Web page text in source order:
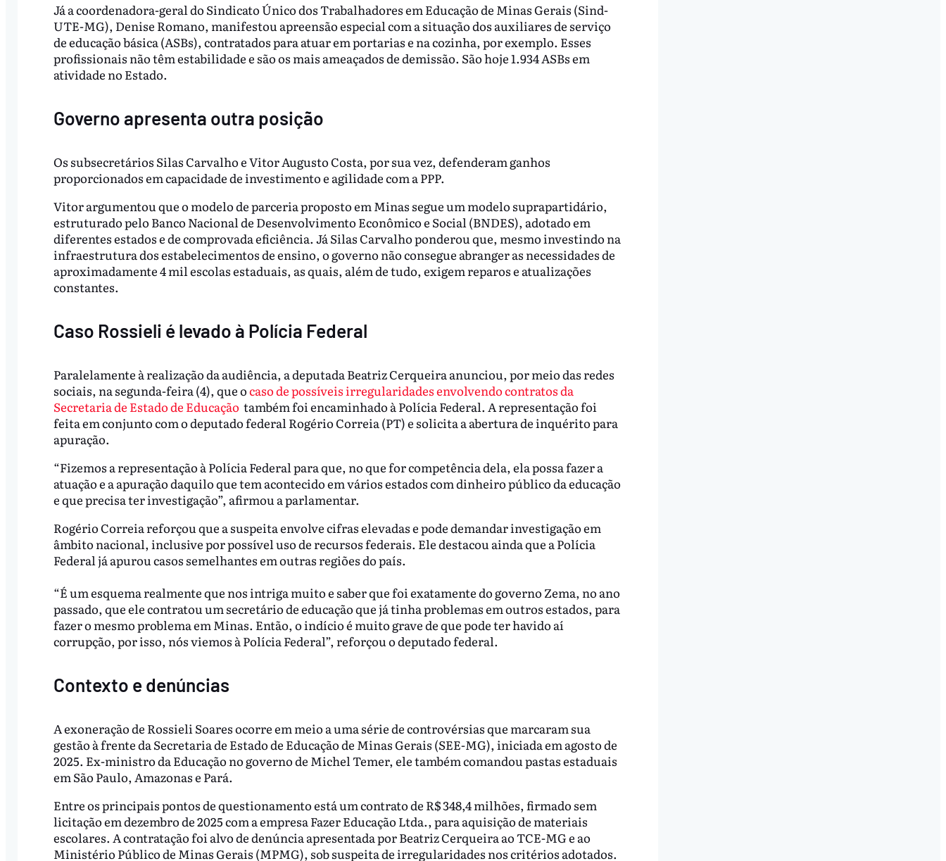
Já a coordenadora-geral do Sindicato Único dos Trabalhadores em Educação de Minas Gerais (Sind-
UTE-MG), Denise Romano, manifestou apreensão especial com a situação dos auxiliares de serviço
de educação básica (ASBs), contratados para atuar em portarias e na cozinha, por exemplo. Esses
profissionais não têm estabilidade e são os mais ameaçados de demissão. São hoje 1.934 ASBs em
atividade no Estado.
Governo apresenta outra posição
Os subsecretários Silas Carvalho e Vitor Augusto Costa, por sua vez, defenderam ganhos
proporcionados em capacidade de investimento e agilidade com a PPP.
Vitor argumentou que o modelo de parceria proposto em Minas segue um modelo suprapartidário,
estruturado pelo Banco Nacional de Desenvolvimento Econômico e Social (BNDES), adotado em
diferentes estados e de comprovada eficiência. Já Silas Carvalho ponderou que, mesmo investindo na
infraestrutura dos estabelecimentos de ensino, o governo não consegue abranger as necessidades de
aproximadamente 4 mil escolas estaduais, as quais, além de tudo, exigem reparos e atualizações
constantes.
Caso Rossieli é levado à Polícia Federal
Paralelamente à realização da audiência, a deputada Beatriz Cerqueira anunciou, por meio das redes
sociais, na segunda-feira (4), que ocaso de possíveis irregularidades envolvendo contratos da
Secretaria de Estado de Educação também foi encaminhado à Polícia Federal. A representação foi
feita em conjunto com o deputado federal Rogério Correia (PT) e solicita a abertura de inquérito para
apuração.
“Fizemos a representação à Polícia Federal para que, no que for competência dela, ela possa fazer a
atuação e a apuração daquilo que tem acontecido em vários estados com dinheiro público da educação
e que precisa ter investigação”, afirmou a parlamentar.
Rogério Correia reforçou que a suspeita envolve cifras elevadas e pode demandar investigação em
âmbito nacional, inclusive por possível uso de recursos federais. Ele destacou ainda que a Polícia
Federal já apurou casos semelhantes em outras regiões do país.
“É um esquema realmente que nos intriga muito e saber que foi exatamente do governo Zema, no ano
passado, que ele contratou um secretário de educação que já tinha problemas em outros estados, para
fazer o mesmo problema em Minas. Então, o indício é muito grave de que pode ter havido aí
corrupção, por isso, nós viemos à Polícia Federal”, reforçou o deputado federal.
Contexto e denúncias
A exoneração de Rossieli Soares ocorre em meio a uma série de controvérsias que marcaram sua
gestão à frente da Secretaria de Estado de Educação de Minas Gerais (SEE-MG), iniciada em agosto de
2025. Ex-ministro da Educação no governo de Michel Temer, ele também comandou pastas estaduais
em São Paulo, Amazonas e Pará.
Entre os principais pontos de questionamento está um contrato de R$ 348,4 milhões, firmado sem
licitação em dezembro de 2025 com a empresa Fazer Educação Ltda., para aquisição de materiais
escolares. A contratação foi alvo de denúncia apresentada por Beatriz Cerqueira ao TCE-MG e ao
Ministério Público de Minas Gerais (MPMG), sob suspeita de irregularidades nos critérios adotados.